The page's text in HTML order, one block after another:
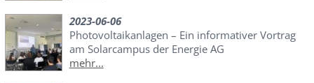
2023-06-06
Photovoltaikanlagen – Ein informativer Vortrag
am Solarcampus der Energie AG
mehr...